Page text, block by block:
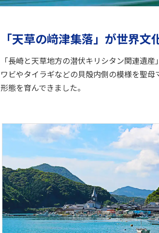
「天草の﨑津集落」が世界文
「長崎と天草地方の潜伏キリシタン関連遺
ワビやタイラギなどの貝殻内側の模様を聖
形態を育んできました。